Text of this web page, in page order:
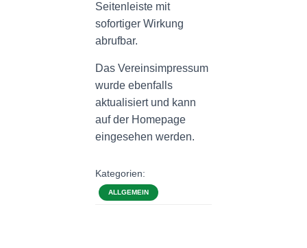
Seitenleiste mit
sofortiger Wirkung
abrufbar.
Das Vereinsimpressum
wurde ebenfalls
aktualisiert und kann
auf der Homepage
eingesehen werden.
Kategorien:
ALLGEMEIN